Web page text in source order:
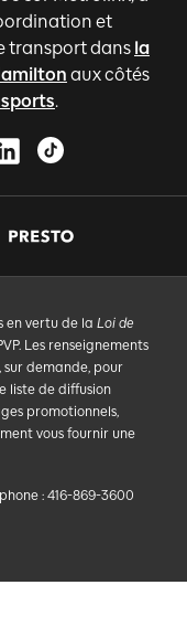
et
transport dans la
aux côtés
.
en vertu de la Loi de
Les renseignements
sur demande, pour
liste de diffusion
promotionnels,
vous fournir une
: 416-869-3600